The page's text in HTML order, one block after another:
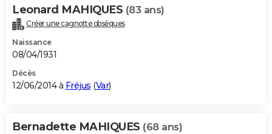
Leonard MAHIQUES (83 ans)
Créer une cagnotte obsèques
Naissance
08/04/1931
Décès
12/06/2014 à Fréjus (Var)
Bernadette MAHIQUES (68 ans)